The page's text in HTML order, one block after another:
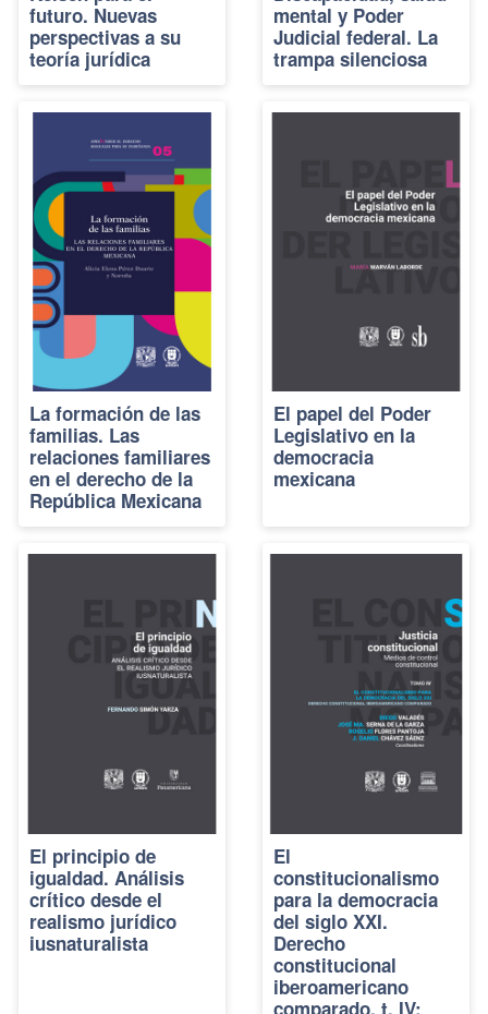
futuro. Nuevas
perspectivas a su
teoría jurídica
mental y Poder
Judicial federal. La
trampa silenciosa
La formación de las
familias. Las
relaciones familiares
en el derecho de la
República Mexicana
El papel del Poder
Legislativo en la
democracia
mexicana
El principio de
igualdad. Análisis
crítico desde el
realismo jurídico
iusnaturalista
El
constitucionalismo
para la democracia
del siglo XXI.
Derecho
constitucional
iberoamericano
comparado, t. IV: